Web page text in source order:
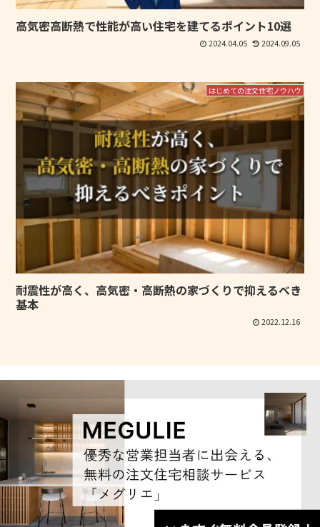
高気密高断熱で性能が高い住宅を建てるポイント10選
2024.04.05 2024.09.05
はじめての注文住宅ノウハウ
耐震性が高く、高気密・高断熱の家づくりで抑えるべき
基本
2022.12.16